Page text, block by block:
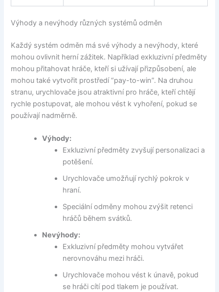
Výhody a nevýhody různých systémů odměn
Každý systém odměn má své výhody a nevýhody, které
mohou ovlivnit herní zážitek. Například exkluzivní předměty
mohou přitahovat hráče, kteří si užívají přizpůsobení, ale
mohou také vytvořit prostředí “pay-to-win”. Na druhou
stranu, urychlovače jsou atraktivní pro hráče, kteří chtějí
rychle postupovat, ale mohou vést k vyhoření, pokud se
používají nadměrně.
Výhody:
Exkluzivní předměty zvyšují personalizaci a
potěšení.
Urychlovače umožňují rychlý pokrok v
hraní.
Speciální odměny mohou zvýšit retenci
hráčů během svátků.
Nevýhody:
Exkluzivní předměty mohou vytvářet
nerovnováhu mezi hráči.
Urychlovače mohou vést k únavě, pokud
se hráči cítí pod tlakem je používat.